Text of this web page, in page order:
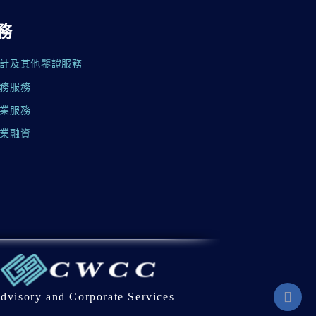
及其他鑒證服務
服務
服務
融資
and Corporate Services